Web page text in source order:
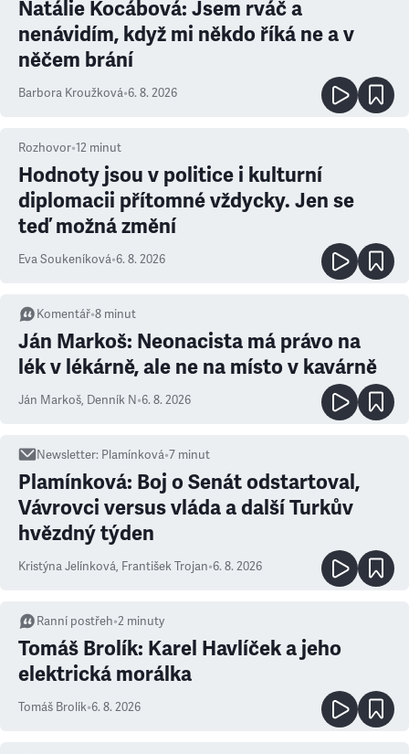
Natálie Kocábová: Jsem rváč a
nenávidím, když mi někdo říká ne a v
něčem brání
Barbora Kroužková•6. 8. 2026
Rozhovor•12 minut
Hodnoty jsou v politice i kulturní
diplomacii přítomné vždycky. Jen se
teď možná změní
Eva Soukeníková•6. 8. 2026
Komentář•8 minut
Ján Markoš: Neonacista má právo na
lék v lékárně, ale ne na místo v kavárně
Ján Markoš, Denník N•6. 8. 2026
Newsletter: Plamínková•7 minut
Plamínková: Boj o Senát odstartoval,
Vávrovci versus vláda a další Turkův
hvězdný týden
Kristýna Jelínková, František Trojan•6. 8. 2026
Ranní postřeh•2 minuty
Tomáš Brolík: Karel Havlíček a jeho
elektrická morálka
Tomáš Brolík•6. 8. 2026